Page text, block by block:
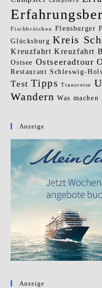
Fischbrötchen Flensburger
Glücksburg Kreis
Kreuzfahrt Kreuzfahrt
Ostsee Ostseeradtour
Restaurant Schleswig-
Test Tipps Transreise
Wandern Was machen
Anzeige
Anzeige